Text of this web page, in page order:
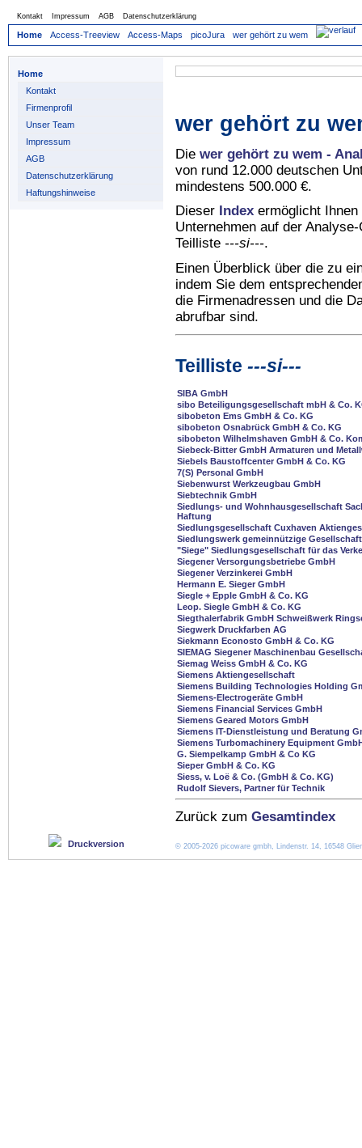
Kontakt Impressum AGB Datenschutzerklärung
Home Access-Treeview Access-Maps picoJura wer gehört zu wem
Home
Kontakt
Firmenprofil
Unser Team
Impressum
AGB
Datenschutzerklärung
Haftungshinweise
wer gehört zu
Die wer gehört zu wem -
von rund 12.000 deutschen
mindestens 500.000 €.
Dieser Index ermöglicht
Unternehmen auf der
Teilliste ---si---.
Einen Überblick über die zu
indem Sie dem
die Firmenadressen und die
abrufbar sind.
Teilliste ---si---
SIBA GmbH
sibo Beteiligungsgesellschaft mbH & Co.
sibobeton Ems GmbH & Co. KG
sibobeton Osnabrück GmbH & Co. KG
sibobeton Wilhelmshaven GmbH & Co.
Siebeck-Bitter GmbH Armaturen und
Siebels Baustoffcenter GmbH & Co. KG
7(S) Personal GmbH
Siebenwurst Werkzeugbau GmbH
Siebtechnik GmbH
Siedlungs- und Wohnhausgesellschaft
Haftung
Siedlungsgesellschaft Cuxhaven
Siedlungswerk gemeinnützige
"Siege" Siedlungsgesellschaft für das
Siegener Versorgungsbetriebe GmbH
Siegener Verzinkerei GmbH
Hermann E. Sieger GmbH
Siegle + Epple GmbH & Co. KG
Leop. Siegle GmbH & Co. KG
Siegthalerfabrik GmbH Schweißwerk
Siegwerk Druckfarben AG
Siekmann Econosto GmbH & Co. KG
SIEMAG Siegener Maschinenbau
Siemag Weiss GmbH & Co. KG
Siemens Aktiengesellschaft
Siemens Building Technologies Holding
Siemens-Electrogeräte GmbH
Siemens Financial Services GmbH
Siemens Geared Motors GmbH
Siemens IT-Dienstleistung und Beratung
Siemens Turbomachinery Equipment
G. Siempelkamp GmbH & Co KG
Sieper GmbH & Co. KG
Siess, v. Loë & Co. (GmbH & Co. KG)
Rudolf Sievers, Partner für Technik
Zurück zum Gesamtindex
Druckversion © 2005-2026 picoware gmbh, Lindenstr. 14, 16548